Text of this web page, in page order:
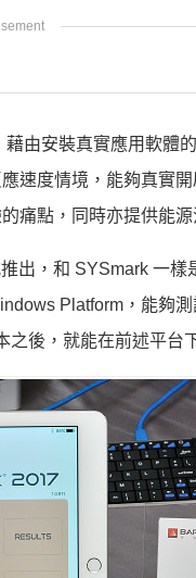
由安裝真實應用軟體
速度情境，能夠真實
痛點，同時亦提供能源
出，和 SYSmark 一樣
Platform，能夠
後，就能在前述平台